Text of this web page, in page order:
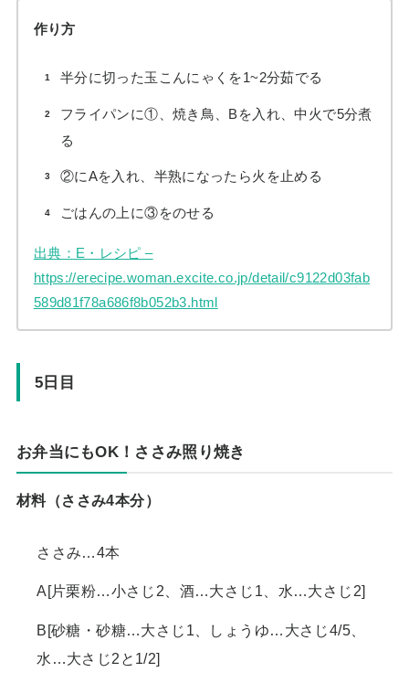
作り方
半分に切った玉こんにゃくを1~2分茹でる
フライパンに①、焼き鳥、Bを入れ、中火で5分煮
る
②にAを入れ、半熟になったら火を止める
ごはんの上に③をのせる
出典：E・レシピ –
https://erecipe.woman.excite.co.jp/detail/c9122d03fab
589d81f78a686f8b052b3.html
5日目
お弁当にもOK！ささみ照り焼き
材料（ささみ4本分）
ささみ…4本
A[片栗粉…小さじ2、酒…大さじ1、水…大さじ2]
B[砂糖・砂糖…大さじ1、しょうゆ…大さじ4/5、
水…大さじ2と1/2]